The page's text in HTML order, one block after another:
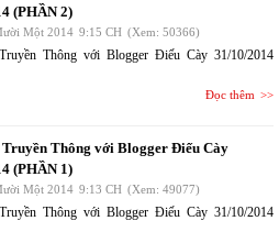
(PHẦN 2)
Một 2014 9:15 CH (Xem: 50366)
Thông với Blogger Điếu Cày 31/10/2014
Đọc thêm
Thông với Blogger Điếu Cày
(PHẦN 1)
Một 2014 9:13 CH (Xem: 49077)
Thông với Blogger Điếu Cày 31/10/2014